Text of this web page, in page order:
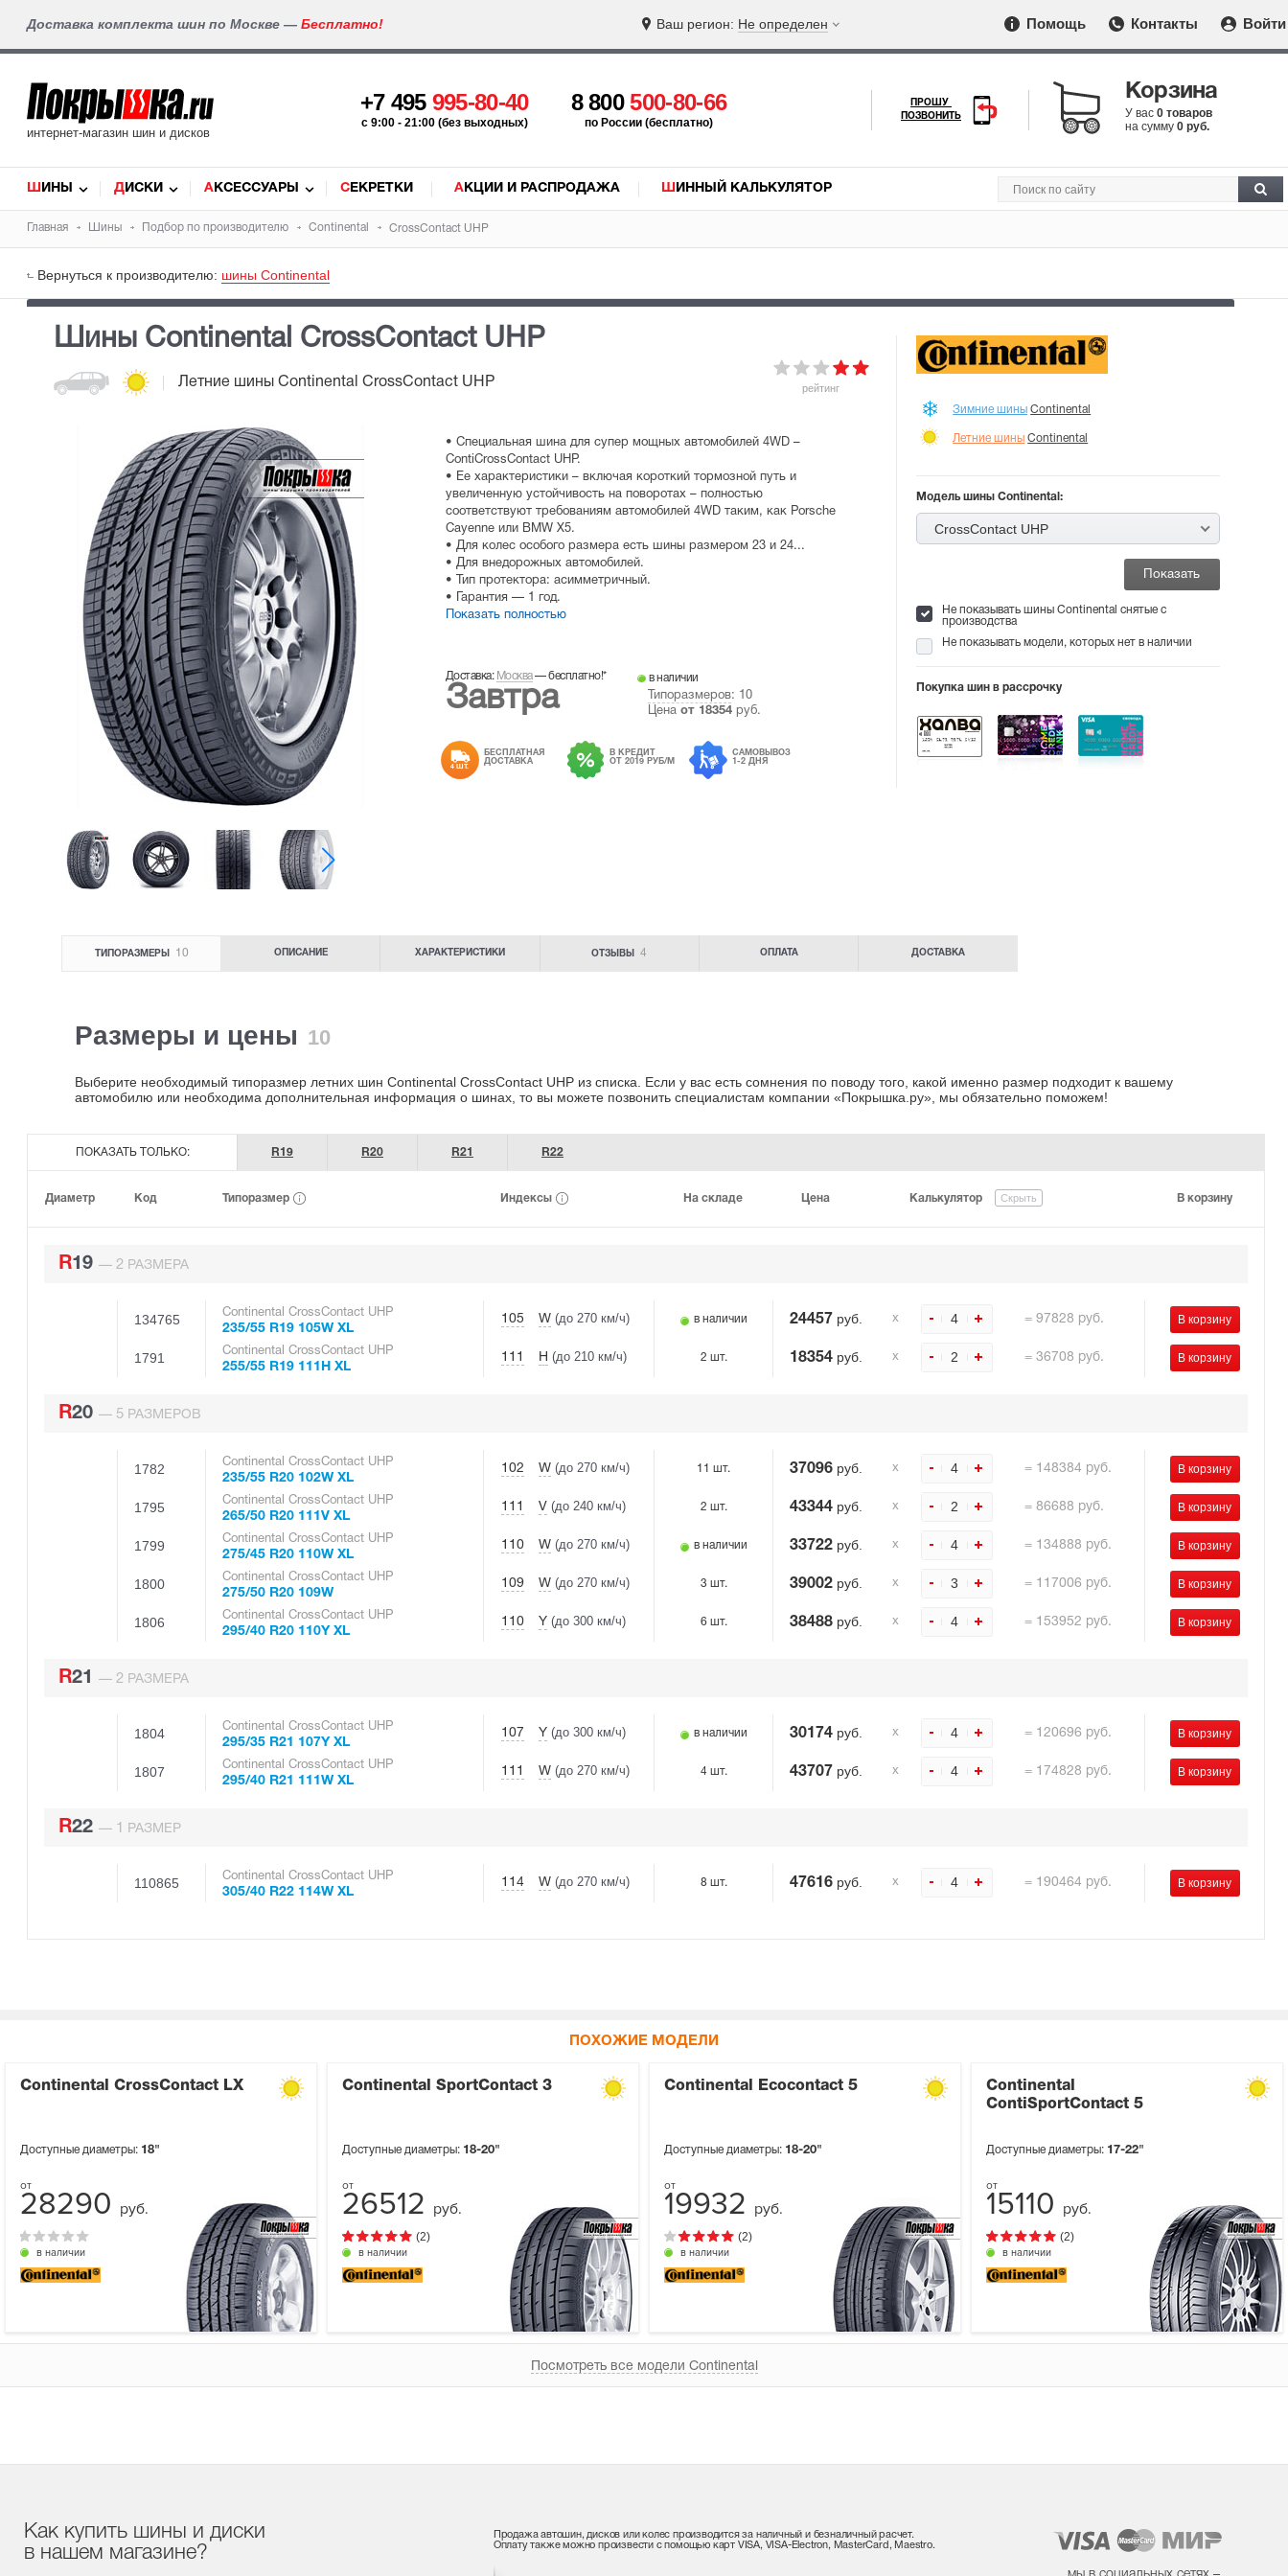
Доставка комплекта шин по Москве — Бесплатно! Ваш регион: Не определен Помощь Контакты Войти
интернет-магазин шин и дисков
+7 495 995-80-40
c 9:00 - 21:00 (без выходных)
8 800500-80-66
по России (бесплатно)
ПРОШУ
ПОЗВОНИТЬ
Корзина
У вас 0 товаров
на сумму 0 руб.
ШИНЫ ДИСКИ АКСЕССУАРЫ СЕКРЕТКИ АКЦИИ И РАСПРОДАЖА ШИННЫЙ КАЛЬКУЛЯТОР
Главная Шины Подбор по производителю Continental CrossContact UHP
Вернуться к производителю: шины Continental
Шины Continental CrossContact UHP
Летние шины Continental CrossContact UHP рейтинг
• Cпециальная шина для супер мощных автомобилей 4WD –
ContiCrossContact UHP.
• Ее характеристики – включая короткий тормозной путь и
увеличенную устойчивость на поворотах – полностью
соответствуют требованиям автомобилей 4WD таким, как Porsche
Cayenne или BMW X5.
• Для колес особого размера есть шины размером 23 и 24...
• Для внедорожных автомобилей.
• Тип протектора: асимметричный.
• Гарантия — 1 год.
Показать полностью
Доставка: Москва—бесплатно!*
Завтра
в наличии
Типоразмеров: 10
Цена от 18354руб.
4 ШТ.
БЕСПЛАТНАЯ
ДОСТАВКА
В КРЕДИТ
ОТ 2019 РУБ/М
САМОВЫВОЗ
1-2 ДНЯ
Зимние шины Continental
Летние шины Continental
Модель шины Continental:
CrossContact UHP
Не показывать шины Continental снятые с
производства
Не показывать модели, которых нет в наличии
Покупка шин в рассрочку
ТИПОРАЗМЕРЫ 10 ОПИСАНИЕ ХАРАКТЕРИСТИКИ ОТЗЫВЫ 4 ОПЛАТА ДОСТАВКА
Размеры и цены 10
Выберите необходимый типоразмер летних шин Continental CrossContact UHP из списка. Если у вас есть сомнения по поводу того, какой именно размер подходит к вашему
автомобилю или необходима дополнительная информация о шинах , то вы можете позвонить специалистам компании «Покрышка.ру» , мы обязательно поможем!
ПОКАЗАТЬ ТОЛЬКО: R19 R20 R21 R22
Диаметр Код Типоразмер Индексы На складе Цена Калькулятор Скрыть В корзину
R19 — 2 РАЗМЕРА
134765 Continental CrossContact UHP
235/55 R19 105W XL
105 W (до 270 км/ч) в наличии 24457 руб. х 4 = 97828 руб.
1791 Continental CrossContact UHP
255/55 R19 111H XL
111 H (до 210 км/ч) 2 шт. 18354 руб. х 2 = 36708 руб.
R20 — 5 РАЗМЕРОВ
1782 Continental CrossContact UHP
235/55 R20 102W XL
102 W (до 270 км/ч) 11 шт. 37096 руб. х 4 = 148384 руб.
1795 Continental CrossContact UHP
265/50 R20 111V XL
111 V (до 240 км/ч) 2 шт. 43344 руб. х 2 = 86688 руб.
1799 Continental CrossContact UHP
275/45 R20 110W XL
110 W (до 270 км/ч) в наличии 33722 руб. х 4 = 134888 руб.
1800 Continental CrossContact UHP
275/50 R20 109W
109 W (до 270 км/ч) 3 шт. 39002 руб. х 3 = 117006 руб.
1806 Continental CrossContact UHP
295/40 R20 110Y XL
110 Y (до 300 км/ч) 6 шт. 38488 руб. х 4 = 153952 руб.
R21 — 2 РАЗМЕРА
1804 Continental CrossContact UHP
295/35 R21 107Y XL
107 Y (до 300 км/ч) в наличии 30174 руб. х 4 = 120696 руб.
1807 Continental CrossContact UHP
295/40 R21 111W XL
111 W (до 270 км/ч) 4 шт. 43707 руб. х 4 = 174828 руб.
R22 — 1 РАЗМЕР
110865 Continental CrossContact UHP
305/40 R22 114W XL
114 W (до 270 км/ч) 8 шт. 47616 руб. х 4 = 190464 руб.
ПОХОЖИЕ МОДЕЛИ
Continental CrossContact LX
Доступные диаметры: 18"
28290 руб.
в наличии
Continental SportContact 3
Доступные диаметры: 18-20"
26512 руб.
(2)
в наличии
Continental Ecocontact 5
Доступные диаметры: 18-20"
19932 руб.
(2)
в наличии
Continental
ContiSportContact 5
Доступные диаметры: 17-22"
15110 руб.
(2)
в наличии
Посмотреть все модели Continental
Как купить шины и диски
в нашем магазине?
Продажа автошин, дисков или колес производится за наличный и безналичный расчет.
Оплату также можно произвести с помощью карт VISA, VISA-Electron, MasterCard, Maestro.